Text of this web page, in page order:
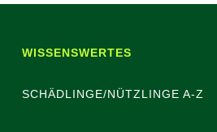
WISSENSWERTES
SCHÄDLINGE/NÜTZLINGE A-Z